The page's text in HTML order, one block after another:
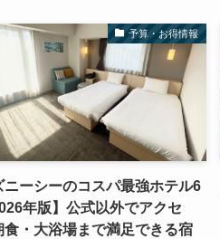
予算・お得情報
ニーシーのコスパ最強ホテル6
年版】公式以外でアクセ
食・大浴場まで満足できる宿